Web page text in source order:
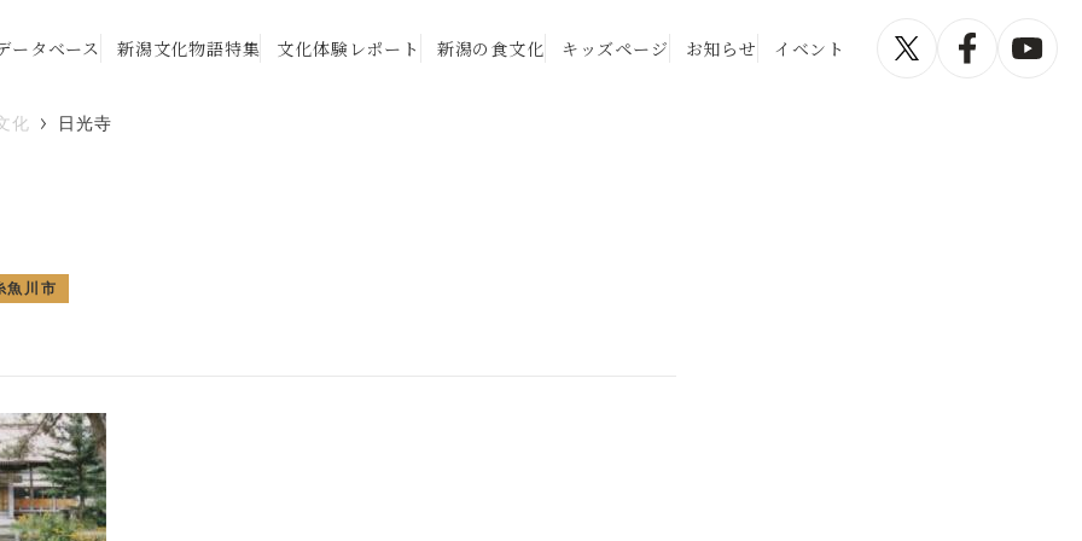
ータベース 新潟文化物語特集 文化体験レポート 新潟の食文化 キッズページ お知らせ イベント
化 日光寺
魚川市